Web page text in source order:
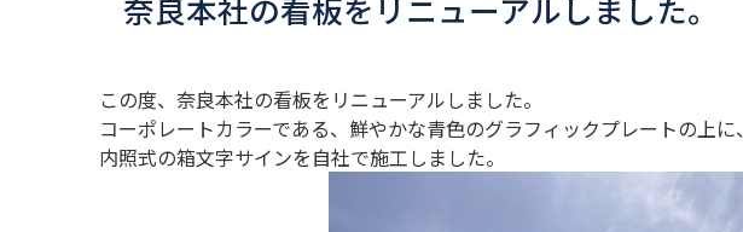
奈良本社の看板をリニューアルしました。
この度、奈良本社の看板をリニューアルしました。
コーポレートカラーである、鮮やかな青色のグラフィックプレートの上に、
内照式の箱文字サインを自社で施工しました。